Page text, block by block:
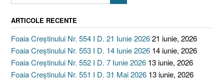
ARTICOLE RECENTE
Foaia Creștinului Nr. 554 I D. 21 Iunie 202621 iunie, 2026
Foaia Creștinului Nr. 553 I D. 14 Iunie 2026 14 iunie, 2026
Foaia Creștinului Nr. 552 I D. 7 Iunie 2026 13 iunie, 2026
Foaia Creștinului Nr. 551 I D. 31 Mai 2026 13 iunie, 2026